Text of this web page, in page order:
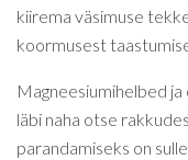
kiirema väsimuse
koormusest
Magneesiumihelbed
läbi naha otse
parandamiseks on